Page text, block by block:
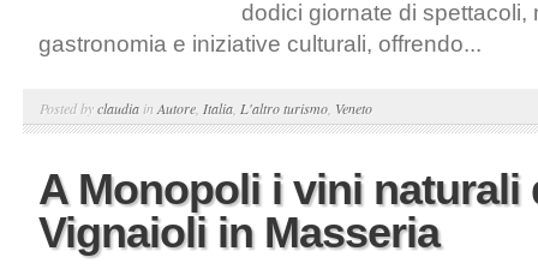
dodici giornate di spettacoli,
gastronomia e iniziative culturali, offrendo...
Posted byclaudia in Autore Italia L'altro turismo Veneto
A Monopoli i vini naturali
Vignaioli in Masseria